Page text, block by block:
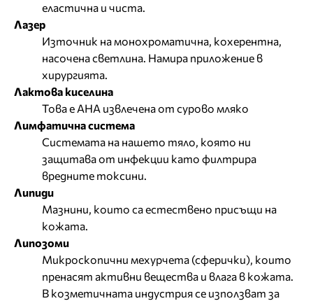
еластична и чиста.
Лазер
Източник на монохроматична, кохерентна,
насочена светлина. Намира приложение в
хирургията.
Лактова киселина
Това е АНА извлечена от сурово мляко
Лимфатична система
Системата на нашето тяло, която ни
защитава от инфекции като филтрира
вредните токсини.
Липиди
Мазнини, които са естествено присъщи на
кожата.
Липозоми
Микроскопични мехурчета (сферички), които
пренасят активни вещества и влага в кожата.
В козметичната индустрия се използват за